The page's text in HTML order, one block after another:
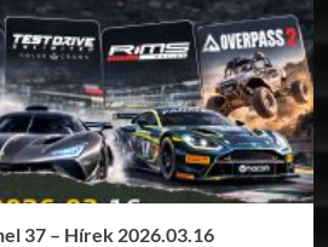
37 – Hírek 2026.03.16